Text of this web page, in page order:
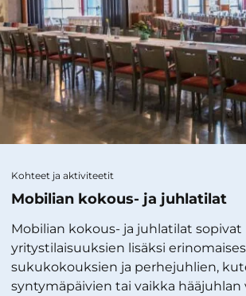
Kohteet ja aktiviteetit
Mobilian kokous- ja juhlatilat
Mobilian kokous- ja juhlatilat sopivat
yritystilaisuuksien lisäksi
sukukokouksien ja perhejuhlien,
syntymäpäivien tai vaikka